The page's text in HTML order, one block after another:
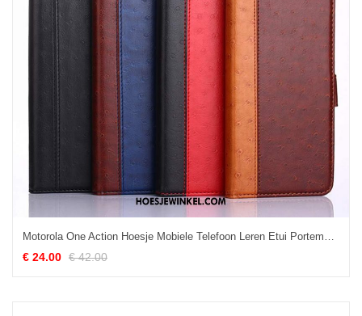
Motorola One Action Hoesje Mobiele Telefoon Leren Etui Portemonnee, Motorola One Action Hoesje Anti-fall Ondersteuning Braun
€ 24.00 € 42.00